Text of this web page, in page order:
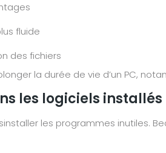
fluide
des fichiers
la durée de vie d’un PC,
les logiciels installés
les programmes inutiles.